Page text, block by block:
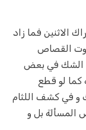
الاثنين فما زاد
القصاص
الشك في بعض
كما لو قطع
و في كشف اللثام
المسألة بل و